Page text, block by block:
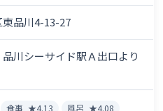
品川4-13-27
川シーサイド駅Ａ出口より
食事 ★4.13 風呂 ★4.08